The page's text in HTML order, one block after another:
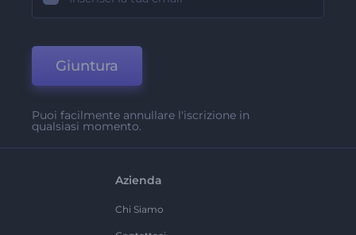
Giuntura
Puoi facilmente annullare l'iscrizione in
qualsiasi momento.
Azienda
Chi Siamo